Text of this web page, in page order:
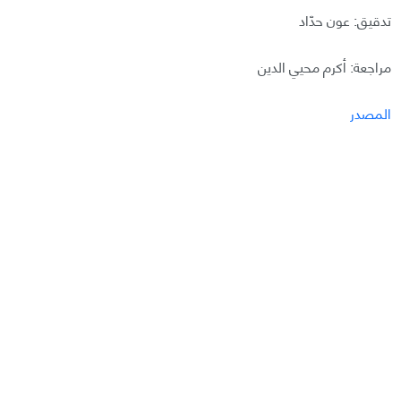
تدقيق: عون حدّاد
مراجعة: أكرم محيي الدين
المصدر